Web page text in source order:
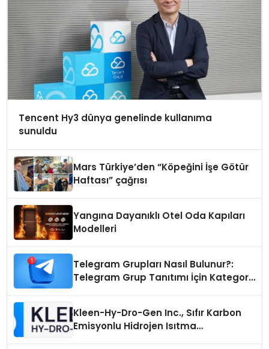
Tencent Hy3 dünya genelinde kullanıma
sunuldu
Mars Türkiye’den “Köpeğini İşe Götür
Haftası” çağrısı
Yangına Dayanıklı Otel Oda Kapıları
Modelleri
Telegram Grupları Nasıl Bulunur?:
Telegram Grup Tanıtımı İçin Kategori
Kleen-Hy-Dro-Gen Inc., Sıfır Karbon
Emisyonlu Hidrojen Isıtma